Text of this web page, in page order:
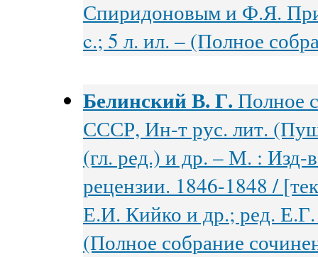
Спиридоновым и Ф.Я.
c.; 5 л. ил. – (Полное
Белинский В. Г. Полное
СССР, Ин-т рус. лит.
(гл. ред.) и др. – М. :
рецензии. 1846-1848 /
Е.И. Кийко и др.; ред.
(Полное собрание